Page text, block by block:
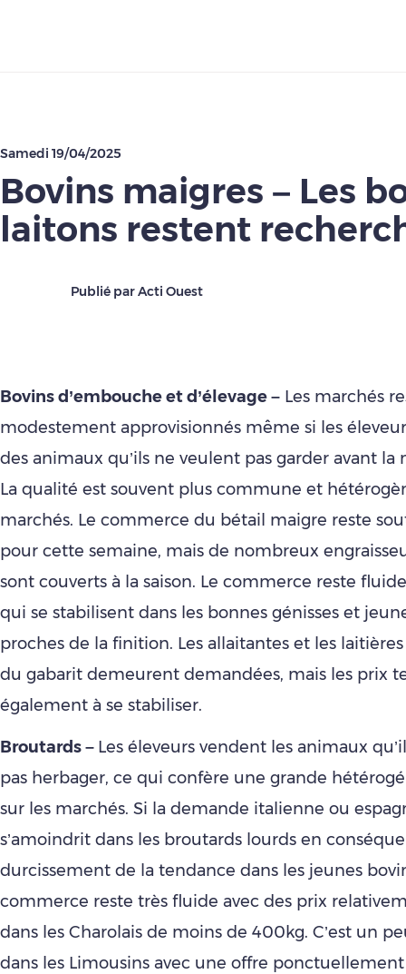
Samedi 19/04/2025
Bovins maigres – Les
laitons restent
Publié par Acti Ouest
Bovins d’embouche et d’élevage – Les marchés
modestement approvisionnés même si les
des animaux qu’ils ne veulent pas garder avant la
La qualité est souvent plus commune et
marchés. Le commerce du bétail maigre reste
pour cette semaine, mais de nombreux
sont couverts à la saison. Le commerce reste
qui se stabilisent dans les bonnes génisses et
proches de la finition. Les allaitantes et les laitières
du gabarit demeurent demandées, mais les prix
également à se stabiliser.
Broutards – Les éleveurs vendent les animaux
pas herbager, ce qui confère une grande
sur les marchés. Si la demande italienne ou
s’amoindrit dans les broutards lourds en
durcissement de la tendance dans les jeunes
commerce reste très fluide avec des prix
dans les Charolais de moins de 400kg. C’est un
dans les Limousins avec une offre